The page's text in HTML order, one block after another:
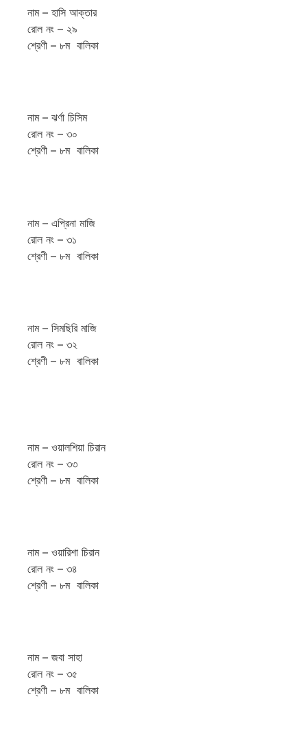
নাম – হাসি আক্তার
রোল নং – ২৯
শ্রেণী – ৮ম বালিকা
নাম – ঝর্ণা চিসিম
রোল নং – ৩০
শ্রেণী – ৮ম বালিকা
নাম – এপ্রিনা মাজি
রোল নং – ৩১
শ্রেণী – ৮ম বালিকা
নাম – সিমছিরি মাজি
রোল নং – ৩২
শ্রেণী – ৮ম বালিকা
নাম – ওয়ালশিয়া চিরান
রোল নং – ৩৩
শ্রেণী – ৮ম বালিকা
নাম – ওয়ারিশা চিরান
রোল নং – ৩৪
শ্রেণী – ৮ম বালিকা
নাম – জবা সাহা
রোল নং – ৩৫
শ্রেণী – ৮ম বালিকা